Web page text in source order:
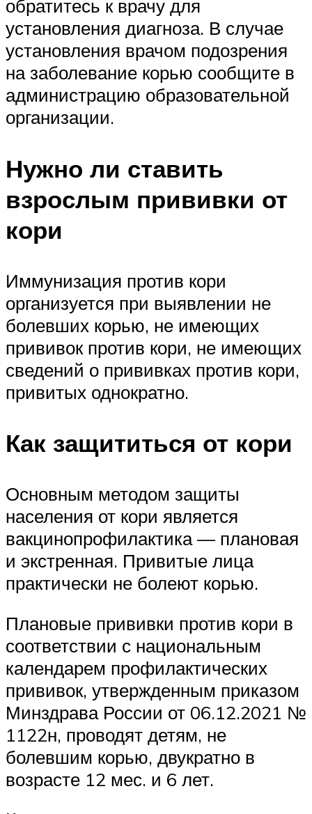
обратитесь к врачу для
установления диагноза. В случае
установления врачом подозрения
на заболевание корью сообщите в
администрацию образовательной
организации.
Нужно ли ставить
взрослым прививки от
кори
Иммунизация против кори
организуется при выявлении не
болевших корью, не имеющих
прививок против кори, не имеющих
сведений о прививках против кори,
привитых однократно.
Как защититься от кори
Основным методом защиты
населения от кори является
вакцинопрофилактика — плановая
и экстренная. Привитые лица
практически не болеют корью.
Плановые прививки против кори в
соответствии с национальным
календарем профилактических
прививок, утвержденным приказом
Минздрава России от 06.12.2021 №
1122н, проводят детям, не
болевшим корью, двукратно в
возрасте 12 мес. и 6 лет.